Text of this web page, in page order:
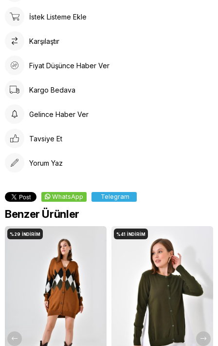
İstek Listeme Ekle
Karşılaştır
Fiyat Düşünce Haber Ver
Kargo Bedava
Gelince Haber Ver
Tavsiye Et
Yorum Yaz
WhatsApp Telegram
Benzer Ürünler
%29 İNDIRIM %41 İNDIRIM